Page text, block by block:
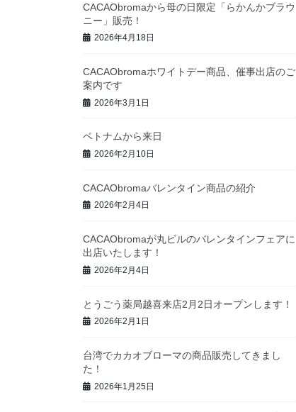
CACAObromaから母の日限定「らかんかブラウ
ニー」販売！
2026年4月18日
CACAObromaホワイトデー商品、催事出店のご
案内です
2026年3月1日
ベトナムから来日
2026年2月10日
CACAObromaバレンタイン商品の紹介
2026年2月4日
CACAObromaが丸ビルのバレンタインフェアに
出店いたします！
2026年2月4日
とうごう薬局越喜来店2月2日オープンします！
2026年2月1日
台湾でカカオブローマの商品販売してきまし
た！
2026年1月25日